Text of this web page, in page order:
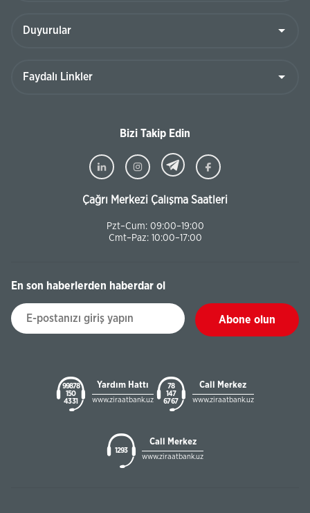
Bizi Takip Edin
Çağrı Merkezi Çalışma Saatleri
Pzt–Cum: 09:00–19:00
Cmt–Paz: 10:00–17:00
En son haberlerden haberdar ol
Abone olun
99878
150
43 31
Yardım Hattı
www.ziraatbank.uz
78
147
67 67
Call Merkez
www.ziraatbank.uz
1293
Call Merkez
www.ziraatbank.uz